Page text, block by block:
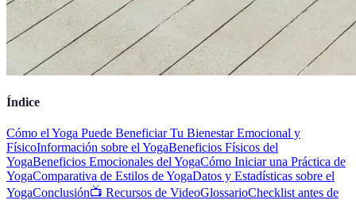
Índice
Cómo el Yoga Puede Beneficiar Tu Bienestar Emocional y
FísicoInformación sobre el YogaBeneficios Físicos del
YogaBeneficios Emocionales del YogaCómo Iniciar una Práctica de
YogaComparativa de Estilos de YogaDatos y Estadísticas sobre el
YogaConclusión📺 Recursos de VideoGlossarioChecklist antes de